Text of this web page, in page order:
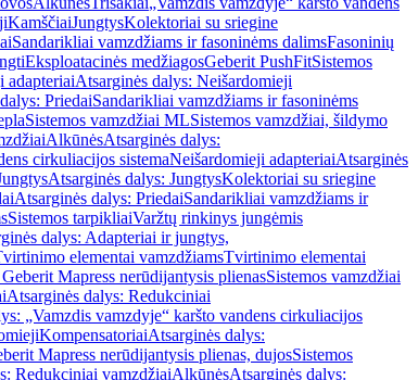
KamščiaiJungtysKolektoriai su sriegine
Sandarikliai vamzdžiams ir fasoninėms dalimsFasoninių
Eksploatacinės medžiagosGeberit PushFitSistemos
adapteriaiAtsarginės dalys: Neišardomieji
PriedaiSandarikliai vamzdžiams ir fasoninėms
Sistemos vamzdžiai MLSistemos vamzdžiai, šildymo
AlkūnėsAtsarginės dalys:
cirkuliacijos sistemaNeišardomieji adapteriaiAtsarginės
Atsarginės dalys: JungtysKolektoriai su sriegine
Atsarginės dalys: PriedaiSandarikliai vamzdžiams ir
Sistemos tarpikliaiVaržtų rinkinys jungėmis
dalys: Adapteriai ir jungtys,
elementai vamzdžiamsTvirtinimo elementai
Mapress nerūdijantysis plienasSistemos vamzdžiai
Atsarginės dalys: Redukciniai
„Vamzdis vamzdyje“ karšto vandens cirkuliacijos
KompensatoriaiAtsarginės dalys:
Mapress nerūdijantysis plienas, dujosSistemos
Redukciniai vamzdžiaiAlkūnėsAtsarginės dalys: